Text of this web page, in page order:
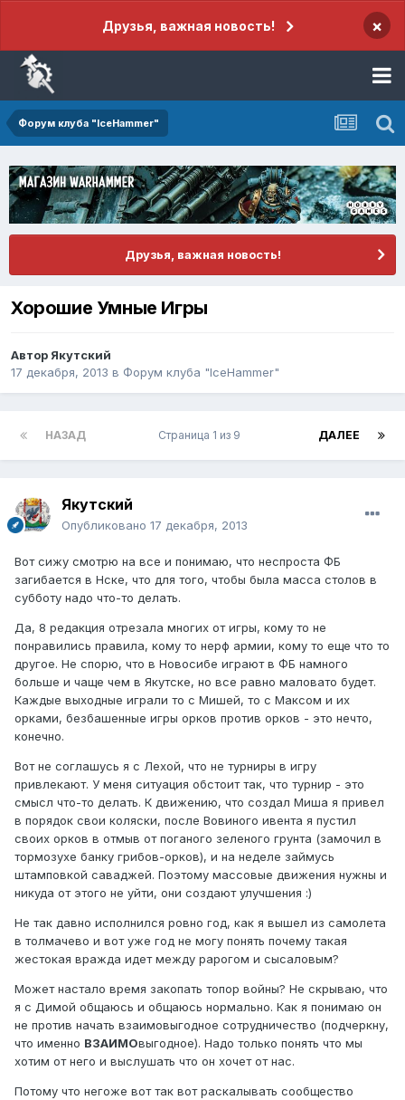
Друзья, важная новость! ×
Форум клуба "IceHammer"
Друзья, важная новость!
Хорошие Умные Игры
Автор Якутский
17 декабря, 2013 в Форум клуба "IceHammer"
НАЗАД ДАЛЕЕ
Страница 1 из 9
Якутский
Опубликовано 17 декабря, 2013
Вот сижу смотрю на все и понимаю, что неспроста ФБ
загибается в Нске, что для того, чтобы была масса столов в
субботу надо что-то делать.
Да, 8 редакция отрезала многих от игры, кому то не
понравились правила, кому то нерф армии, кому то еще что то
другое. Не спорю, что в Новосибе играют в ФБ намного
больше и чаще чем в Якутске, но все равно маловато будет.
Каждые выходные играли то с Мишей, то с Максом и их
орками, безбашенные игры орков против орков - это нечто,
конечно.
Вот не соглашусь я с Лехой, что не турниры в игру
привлекают. У меня ситуация обстоит так, что турнир - это
смысл что-то делать. К движению, что создал Миша я привел
в порядок свои коляски, после Вовиного ивента я пустил
своих орков в отмыв от поганого зеленого грунта (замочил в
тормозухе банку грибов-орков), и на неделе займусь
штамповкой саваджей. Поэтому массовые движения нужны и
никуда от этого не уйти, они создают улучшения :)
Не так давно исполнился ровно год, как я вышел из самолета
в толмачево и вот уже год не могу понять почему такая
жестокая вражда идет между рарогом и сысаловым?
Может настало время закопать топор войны? Не скрываю, что
я с Димой общаюсь и общаюсь нормально. Как я понимаю он
не против начать взаимовыгодное сотрудничество (подчеркну,
что именно ВЗАИМОвыгодное). Надо только понять что мы
хотим от него и выслушать что он хочет от нас.
Потому что негоже вот так вот раскалывать сообщество